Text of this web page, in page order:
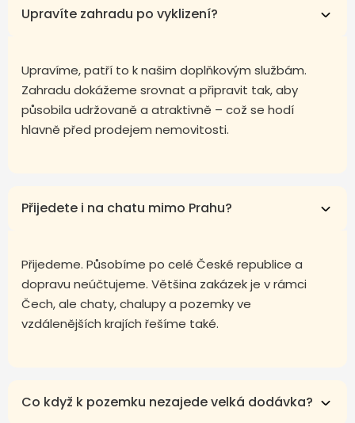
Upravíte zahradu po vyklizení?
Upravíme, patří to k našim doplňkovým službám.
Zahradu dokážeme srovnat a připravit tak, aby
působila udržovaně a atraktivně – což se hodí
hlavně před prodejem nemovitosti.
Přijedete i na chatu mimo Prahu?
Přijedeme. Působíme po celé České republice a
dopravu neúčtujeme. Většina zakázek je v rámci
Čech, ale chaty, chalupy a pozemky ve
vzdálenějších krajích řešíme také.
Co když k pozemku nezajede velká dodávka?